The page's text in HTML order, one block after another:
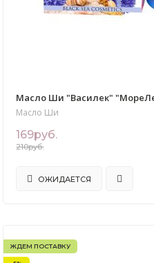
Масло Ши "Василек"
Масло Ши
169руб.
210руб.
ОЖИДАЕТСЯ
ЖДЕМ ПОСТАВКУ